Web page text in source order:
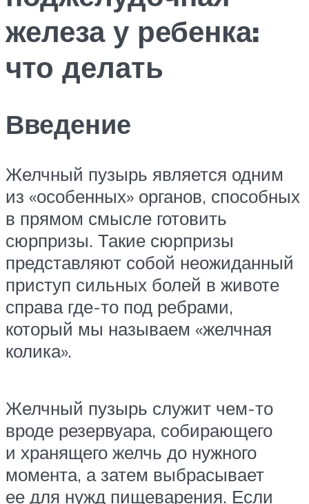
железа у ребенка:
что делать
Введение
Желчный пузырь является одним
из «особенных» органов, способных
в прямом смысле готовить
сюрпризы. Такие сюрпризы
представляют собой неожиданный
приступ сильных болей в животе
справа где-то под ребрами,
который мы называем «желчная
колика».
Желчный пузырь служит чем-то
вроде резервуара, собирающего
и хранящего желчь до нужного
момента, а затем выбрасывает
ее для нужд пищеварения. Если